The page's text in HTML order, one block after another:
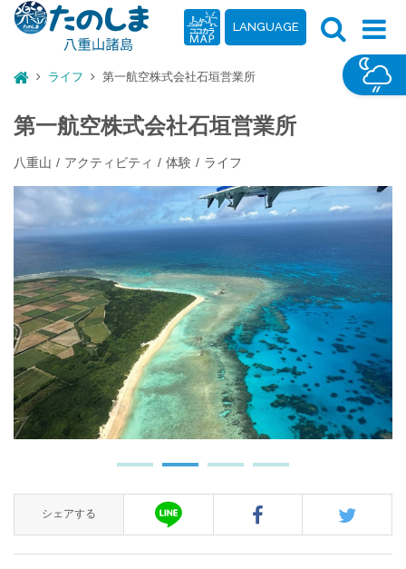
LANGUAGE
ライフ 第一航空株式会社石垣営業所
第一航空株式会社石垣営業所
八重山 アクティビティ 体験 ライフ
シェアする